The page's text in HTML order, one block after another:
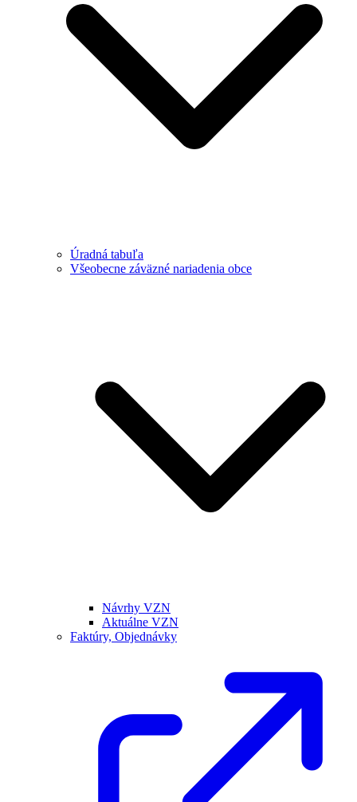
Úradná tabuľa
Všeobecne záväzné nariadenia obce
Návrhy VZN
Aktuálne VZN
Faktúry, Objednávky